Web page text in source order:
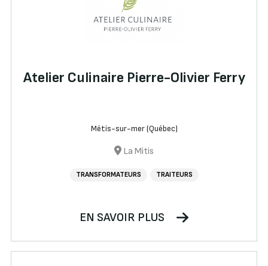
Atelier Culinaire Pierre-Olivier Ferry
Métis-sur-mer (Québec)
La Mitis
TRANSFORMATEURS TRAITEURS
EN SAVOIR PLUS